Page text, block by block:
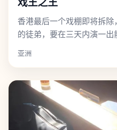
戏王之王
香港最后一个戏棚即将拆
的徒弟，要在三天内演一出
亚洲